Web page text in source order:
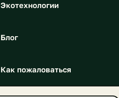
Экотехнологии
Блог
Как пожаловаться